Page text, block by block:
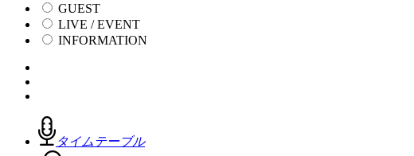
GUEST
LIVE / EVENT
INFORMATION
タイムテーブル